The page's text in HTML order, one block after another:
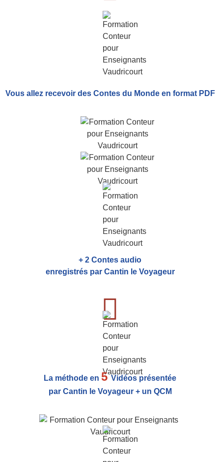
Vous allez recevoir des Contes du Monde en format PDF
+ 2 Contes audio
enregistrés par Cantin le Voyageur
La méthode en 5Vidéos présentée
par Cantin le Voyageur + un QCM